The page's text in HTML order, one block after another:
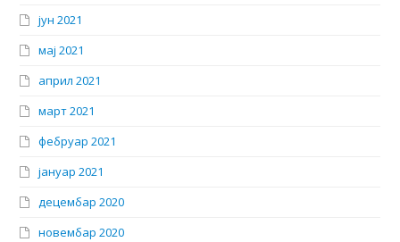
јун 2021
мај 2021
април 2021
март 2021
фебруар 2021
јануар 2021
децембар 2020
новембар 2020